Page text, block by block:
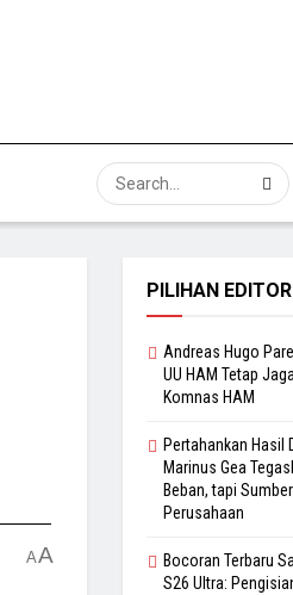
AA
PILIHAN EDITOR
Andreas Hugo
UU HAM Tetap
Komnas HAM
Pertahankan Hasil
Marinus Gea
Beban, tapi
Perusahaan
Bocoran Terbaru
S26 Ultra: